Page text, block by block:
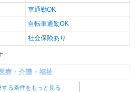
車通勤OK
自転車通勤OK
社会保険あり
療・介護・福祉
する条件をもっと見る